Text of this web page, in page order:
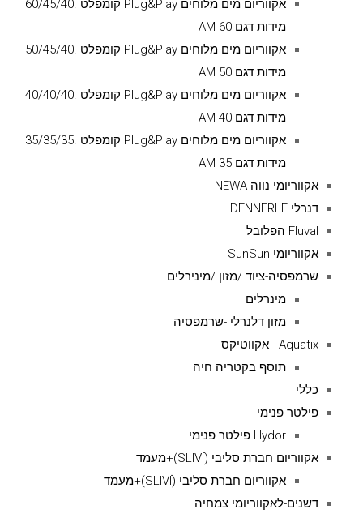
אקווריום מים מלוחים Plug&Play קומפלט .60/45/40
מידות דגם AM 60
אקווריום מים מלוחים Plug&Play קומפלט .50/45/40
מידות דגם AM 50
אקווריום מים מלוחים Plug&Play קומפלט .40/40/40
מידות דגם AM 40
אקווריום מים מלוחים Plug&Play קומפלט .35/35/35
מידות דגם AM 35
אקווריומי נווה NEWA
דנרלי DENNERLE
Fluval הפלובל
אקווריומי SunSun
שרמפסיה-ציוד /מזון /מינירלים
מינרלים
מזון דלנרלי -שרמפסיה
Aquatix - אקווטיקס
תוסף בקטריה חיה
כללי
פילטר פנימי
Hydor פילטר פנימי
אקווריום חברת סליבי (SLIVIׂׂ)+מעמד
אקווריום חברת סליבי (SLIVIׂׂ)+מעמד
דשנים-לאקווריומי צמחיה